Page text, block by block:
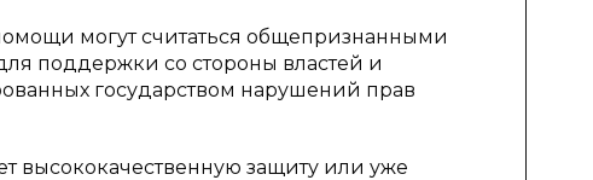
могут считаться общепризнанными
поддержки со стороны властей и
государством нарушений прав
высококачественную защиту или уже